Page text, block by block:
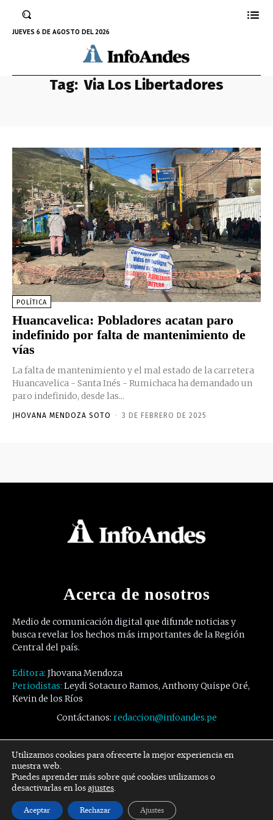
JUEVES 6 DE AGOSTO DEL 2026
Tag: Via Los Libertadores
POLÍTICA
Huancavelica: Pobladores acatan paro
indefinido por falta de mantenimiento de
vías
La falta de mantenimiento y el mal estado de la carretera
Huancavelica - Santa Inés - Rumichaca ha demandado un
paro indefinido, desde las...
JHOVANA MENDOZA SOTO - 3 DE FEBRERO DE 2025
Acerca de nosotros
Medio de comunicación digital que difunde noticias y
busca revelar los hechos más importantes de la Región
Central del país.
Editora: Jhovana Mendoza
Periodistas: Leydi Sotacuro Ramos, Anthony Quispe Oré,
Kevin de los Ríos
Contáctanos: redaccion@infoandes.pe
Síguenos
Facebook Twitter Youtube
Utilizamos cookies para ofrecerte la mejor experiencia en
nuestra web.
Puedes aprender más sobre qué cookies utilizamos o
desactivarlas en losajustes.
Aceptar Rechazar Ajustes